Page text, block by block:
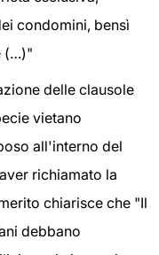
condomini, bensì
(…)"
delle clausole
vietano
all'interno del
richiamato la
chiarisce che "Il
debbano